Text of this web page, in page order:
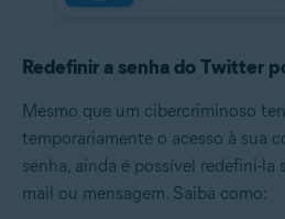
Redefinir a senha do Twitter
Mesmo que um cibercriminoso
temporariamente o acesso à sua
senha, ainda é possível redefini-la
mail ou mensagem. Saiba como: